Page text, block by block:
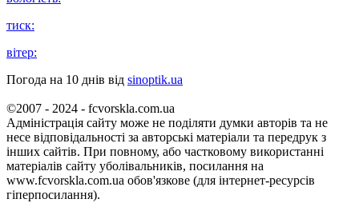
тиск:
вітер:
Погода на 10 днів від sinoptik.ua
©2007 - 2024 - fcvorskla.com.ua
Адміністрація сайту може не поділяти думки авторів та не
несе відповідальності за авторські матеріали та передрук з
інших сайтів. При повному, або частковому використанні
матеріалів сайту уболівальників, посилання на
www.fcvorskla.com.ua обов'язкове (для інтернет-ресурсів
гіперпосилання).